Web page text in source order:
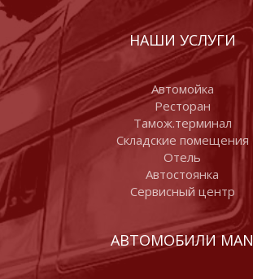
НАШИ УСЛУГИ
Автомойка
Ресторан
Тамож.терминал
Складские помещения
Отель
Автостоянка
Сервисный центр
АВТОМОБИЛИ MAN